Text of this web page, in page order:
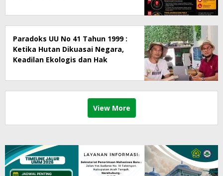
Paradoks UU No 41 Tahun 1999 :
Ketika Hutan Dikuasai Negara,
Keadilan Ekologis dan Hak
View More